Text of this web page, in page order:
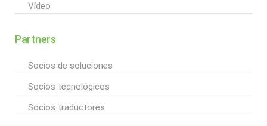
Vídeo
Partners
Socios de soluciones
Socios tecnológicos
Socios traductores